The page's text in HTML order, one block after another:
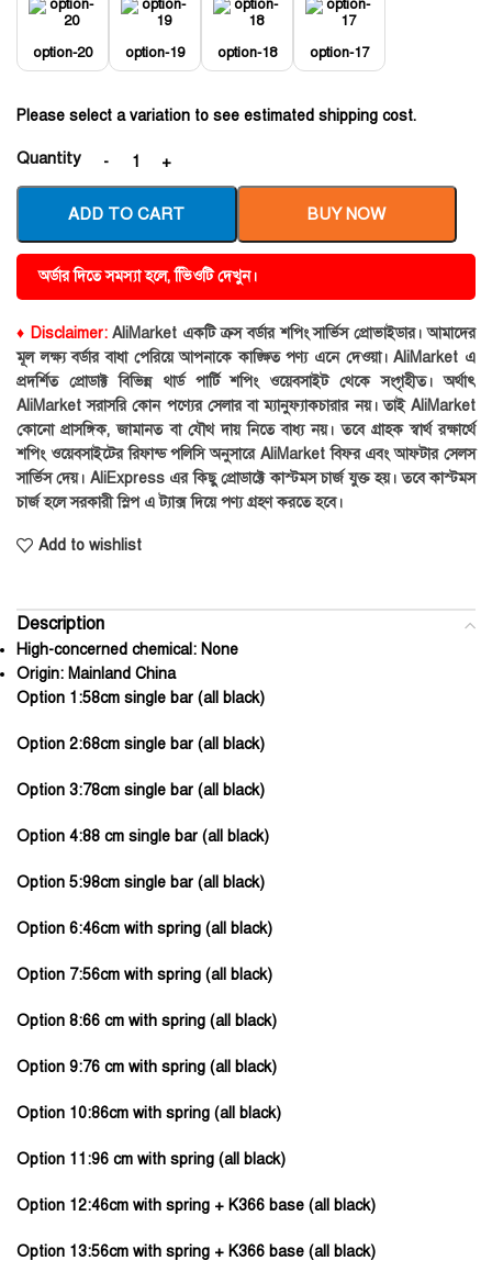
option-20 option-19 option-18 option-17
Please select a variation to see estimated shipping cost.
Quantity
ADD TO CART BUY NOW
অর্ডার দিতে সমস্যা হলে, ভিিওটি দেখুন।
♦ Disclaimer:AliMarket একটি ক্রস বর্ডার শপিং সার্ভিস প্রোভাইডার। আমাদের
মূল লক্ষ্য বর্ডার বাধা পেরিয়ে আপনাকে কাঙ্ক্ষিত পণ্য এনে দেওয়া। AliMarket এ
প্রদর্শিত প্রোডাক্ট বিভিন্ন থার্ড পার্টি শপিং ওয়েবসাইট থেকে সংগৃহীত। অর্থাৎ
AliMarket সরাসরি কোন পণ্যের সেলার বা ম্যানুফ্যাকচারার নয়। তাই AliMarket
কোনো প্রাসঙ্গিক, জামানত বা যৌথ দায় নিতে বাধ্য নয়। তবে গ্রাহক স্বার্থ রক্ষার্থে
শপিং ওয়েবসাইটের রিফান্ড পলিসি অনুসারে AliMarket বিফর এবং আফটার সেলস
সার্ভিস দেয়। AliExpress এর কিছু প্রোডাক্টে কাস্টমস চার্জ যুক্ত হয়। তবে কাস্টমস
চার্জ হলে সরকারী স্লিপ এ ট্যাক্স দিয়ে পণ্য গ্রহণ করতে হবে।
Add to wishlist
Description
High-concerned chemical: None
Origin: Mainland China
Option 1:58cm single bar (all black)
Option 2:68cm single bar (all black)
Option 3:78cm single bar (all black)
Option 4:88 cm single bar (all black)
Option 5:98cm single bar (all black)
Option 6:46cm with spring (all black)
Option 7:56cm with spring (all black)
Option 8:66 cm with spring (all black)
Option 9:76 cm with spring (all black)
Option 10:86cm with spring (all black)
Option 11:96 cm with spring (all black)
Option 12:46cm with spring + K366 base (all black)
Option 13:56cm with spring + K366 base (all black)